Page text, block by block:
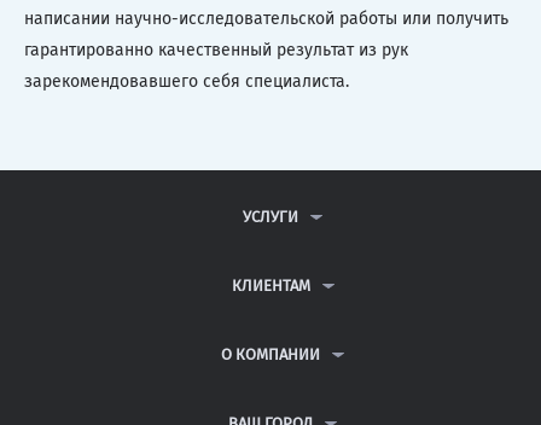
написании научно-исследовательской работы или получить
гарантированно качественный результат из рук
зарекомендовавшего себя специалиста.
УСЛУГИ
ДИПЛОМНЫЕ РАБОТЫ
РЕФЕРАТЫ
КЛИЕНТАМ
ВОПРОСЫ И ОТВЕТЫ
ПОЛИТИКА КОНФИДЕНЦИАЛЬНОСТИ
О КОМПАНИИ
КОНТАКТЫ